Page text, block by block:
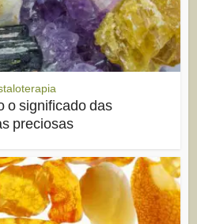
o significado das
preciosas